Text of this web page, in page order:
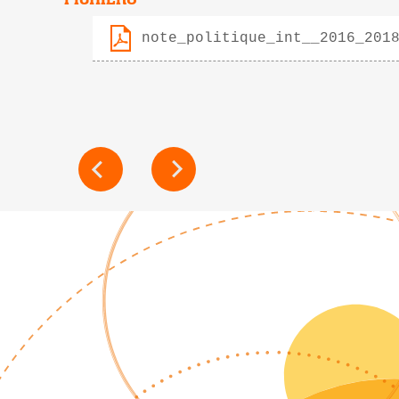
note_politique_int__2016_2018
NAVIGATION
DE
L’ARTICLE